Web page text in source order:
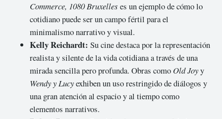
Commerce, 1080 Bruxelles es un ejemplo de cómo lo
cotidiano puede ser un campo fértil para el
minimalismo narrativo y visual.
Kelly Reichardt: Su cine destaca por la representación
realista y silente de la vida cotidiana a través de una
mirada sencilla pero profunda. Obras como Old Joyy
Wendy y Lucyexhiben un uso restringido de diálogos y
una gran atención al espacio y al tiempo como
elementos narrativos.